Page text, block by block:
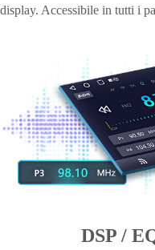
Trasmette informazioni
tipo programma ecc.) con
ricezione rimane stabile e le
display. Accessibile in tutti i